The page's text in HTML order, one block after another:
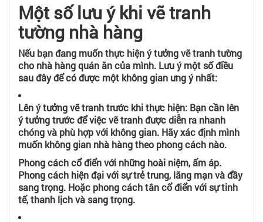
Một số lưu ý khi vẽ tranh
tường nhà hàng
Nếu bạn đang muốn thực hiện ý tưởng vẽ tranh tường
cho nhà hàng quán ăn của mình. Lưu ý một số điều
sau đây để có được một không gian ưng ý nhất:
Lên ý tưởng vẽ tranh trước khi thực hiện: Bạn cần lên
ý tưởng trước để việc vẽ tranh được diễn ra nhanh
chóng và phù hợp với không gian. Hãy xác định mình
muốn không gian nhà hàng theo phong cách nào.
Phong cách cổ điển với những hoài niệm, ấm áp.
Phong cách hiện đại với sự trẻ trung, lãng mạn và đầy
sang trọng. Hoặc phong cách tân cổ điển với sự tinh
tế, thanh lịch và sang trọng.